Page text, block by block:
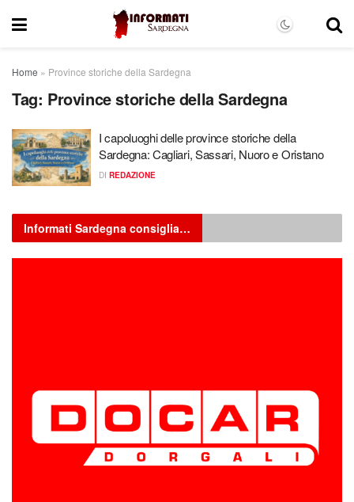
Home » Province storiche della Sardegna
Tag: Province storiche della Sardegna
I capoluoghi delle province storiche della
Sardegna: Cagliari, Sassari, Nuoro e Oristano
DI REDAZIONE
Informati Sardegna consiglia…